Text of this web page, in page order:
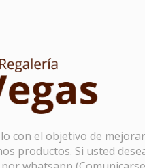
con el objetivo de
productos. Si usted